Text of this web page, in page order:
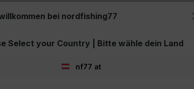
bei nordfishing77
Select your Country | Bitte wähle dein Land
nf77 at